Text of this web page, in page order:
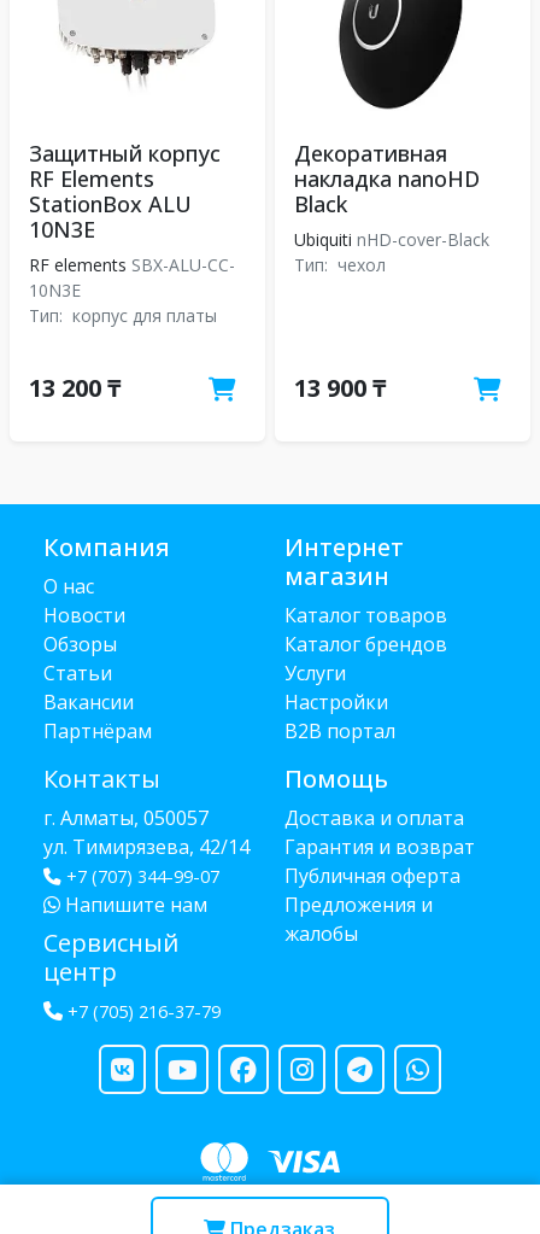
Защитный корпус
RF Elements
StationBox ALU
10N3E
RF elements SBX-ALU-CC-
10N3E
Тип: корпус для платы
13 200 ₸
Декоративная
накладка nanoHD
Black
Ubiquiti nHD-cover-Black
Тип: чехол
13 900 ₸
Компания
О нас
Новости
Обзоры
Статьи
Вакансии
Партнёрам
Контакты
г. Алматы, 050057
ул. Тимирязева, 42/14
+7 (707) 344-99-07
Напишите нам
Сервисный
центр
+7 (705) 216-37-79
Интернет
магазин
Каталог товаров
Каталог брендов
Услуги
Настройки
B2B портал
Помощь
Доставка и оплата
Гарантия и возврат
Публичная оферта
Предложения и
жалобы
Copyright © 2013 - 2026 RUBA - разработано